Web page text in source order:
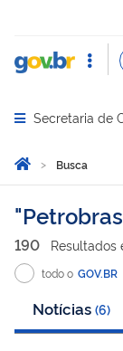
Abrir menu
Secretaria de
Você está aqui:
Página Inicial
Busca
Busca
Petrobras
190 Resultados
todo o GOV.BR
Notícias (6)